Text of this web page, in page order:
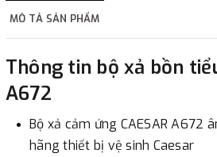
2. Thanh toán trực tiếp tại :
- Showroom Thanh HươngĐịa chỉ
phường Cát Linh, quận Đống Đa, Hà
3. Chuyển khoản qua ngân hàng
MÔ TẢ SẢN PHẨM
Thông tin bộ xả bồn
A672
Bộ xả cảm ứng CAESAR A672
hãng thiết bị vệ sinh Caesar